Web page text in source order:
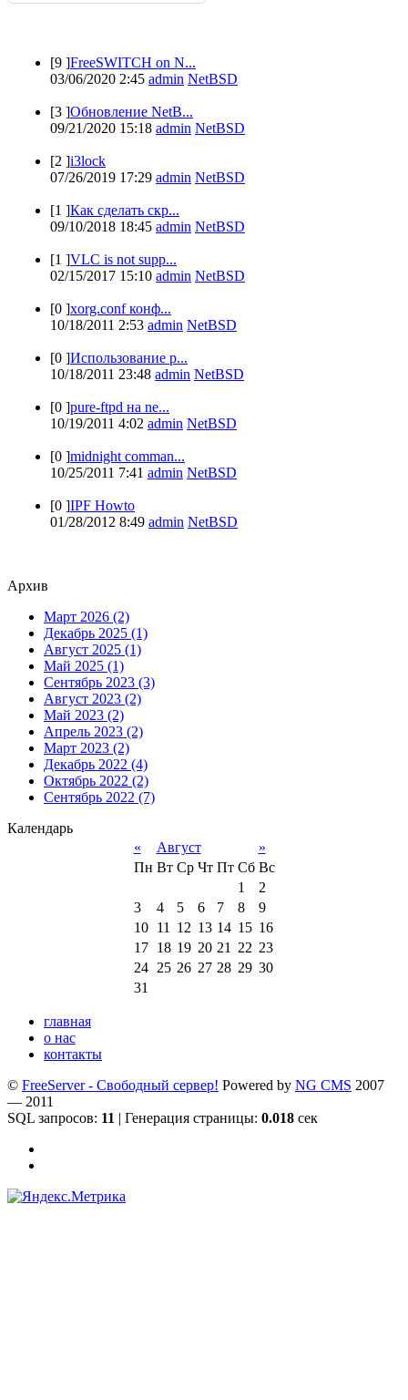
[9 ]FreeSWITCH on N...
03/06/2020 2:45 admin NetBSD
[3 ]Обновление NetB...
09/21/2020 15:18 admin NetBSD
[2 ]i3lock
07/26/2019 17:29 admin NetBSD
[1 ]Как сделать скр...
09/10/2018 18:45 admin NetBSD
[1 ]VLC is not supp...
02/15/2017 15:10 admin NetBSD
[0 ]xorg.conf конф...
10/18/2011 2:53 admin NetBSD
[0 ]Использование p...
10/18/2011 23:48 admin NetBSD
[0 ]pure-ftpd на ne...
10/19/2011 4:02 admin NetBSD
[0 ]midnight comman...
10/25/2011 7:41 admin NetBSD
[0 ]IPF Howto
01/28/2012 8:49 admin NetBSD
Архив
Март 2026 (2)
Декабрь 2025 (1)
Август 2025 (1)
Май 2025 (1)
Сентябрь 2023 (3)
Август 2023 (2)
Май 2023 (2)
Апрель 2023 (2)
Март 2023 (2)
Декабрь 2022 (4)
Октябрь 2022 (2)
Сентябрь 2022 (7)
Календарь
«
Август
»
Пн Вт Ср Чт Пт Сб Вс
1
2
3
4 5 6 7 8
9
10
11 12 13 14 15 16
17
18 19 20 21 22 23
24
25 26 27 28 29 30
31
главная
о нас
контакты
© FreeServer - Свободный сервер! Powered by NG CMS 2007
— 2011
SQL запросов: 11 | Генерация страницы: 0.018 сек